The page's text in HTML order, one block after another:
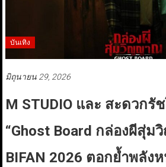
บันเทิง
มิถุนายน 29, 2026
M STUDIO และ สะดวกรั
“Ghost Board กล่องผีสุ่
BIFAN 2026 ตอกย้ำพลัง